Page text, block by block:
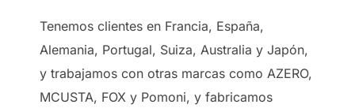
Tenemos clientes en Francia, España,
Alemania, Portugal, Suiza, Australia y Japón,
y trabajamos con otras marcas como AZERO,
MCUSTA, FOX y Pomoni, y fabricamos